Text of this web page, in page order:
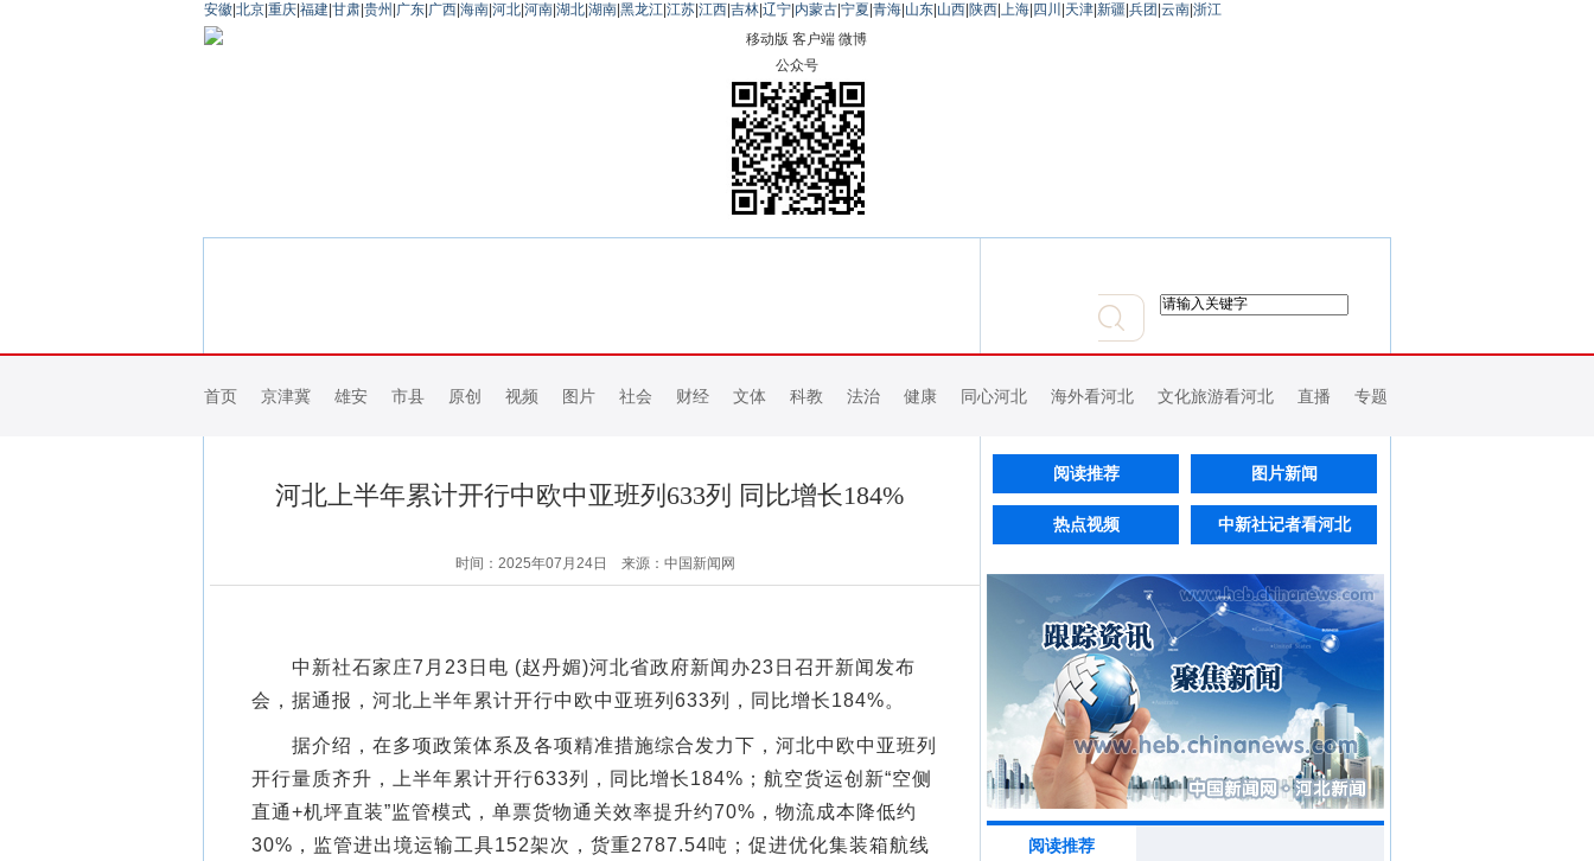
安徽 北京 重庆 福建 甘肃 贵州 广东 广西 海南 河北 河南 湖北 湖南 黑龙江 江苏 江西 吉林 辽宁 内蒙古 宁夏 青海 山东 山西 陕西 上海 四川 天津 新疆 兵团 云南 浙江
移动版 客户端 微博
公众号
首页 京津冀 雄安 市县 原创 视频 图片 社会 财经 文体 科教 法治 健康 同心河北 海外看河北 文化旅游看河北 直播 专题
河北上半年累计开行中欧中亚班列633列 同比增长184%
时间：2025年07月24日 来源：中国新闻网
中新社石家庄7月23日电 (赵丹媚)河北省政府新闻办23日召开新闻发布
会，据通报，河北上半年累计开行中欧中亚班列633列，同比增长184%。
据介绍，在多项政策体系及各项精准措施综合发力下，河北中欧中亚班列
开行量质齐升，上半年累计开行633列，同比增长184%；航空货运创新“空侧
直通+机坪直装”监管模式，单票货物通关效率提升约70%，物流成本降低约
30%，监管进出境运输工具152架次，货重2787.54吨；促进优化集装箱航线
阅读推荐 图片新闻
热点视频 中新社记者看河北
阅读推荐